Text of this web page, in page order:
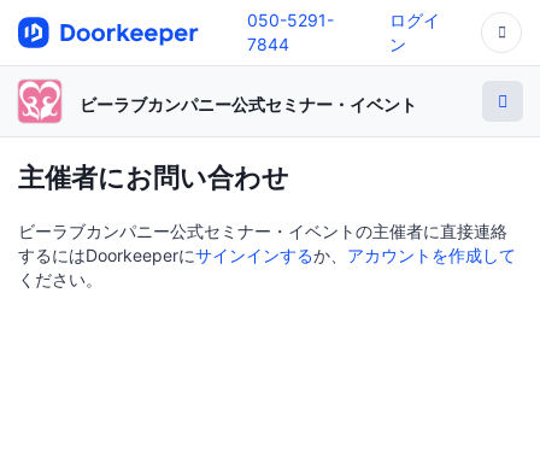
050-5291-
7844
ログイ
ン
ビーラブカンパニー公式セミナー・イベント
主催者にお問い合わせ
ビーラブカンパニー公式セミナー・イベントの主催者に直接連絡
するにはDoorkeeperにサインインするか、 アカウントを作成して
ください。